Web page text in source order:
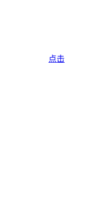
点击